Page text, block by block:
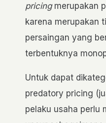
pricingmerupakan
karena merupakan
persaingan yang
terbentuknya
Untuk dapat
predatory pricing
pelaku usaha perlu